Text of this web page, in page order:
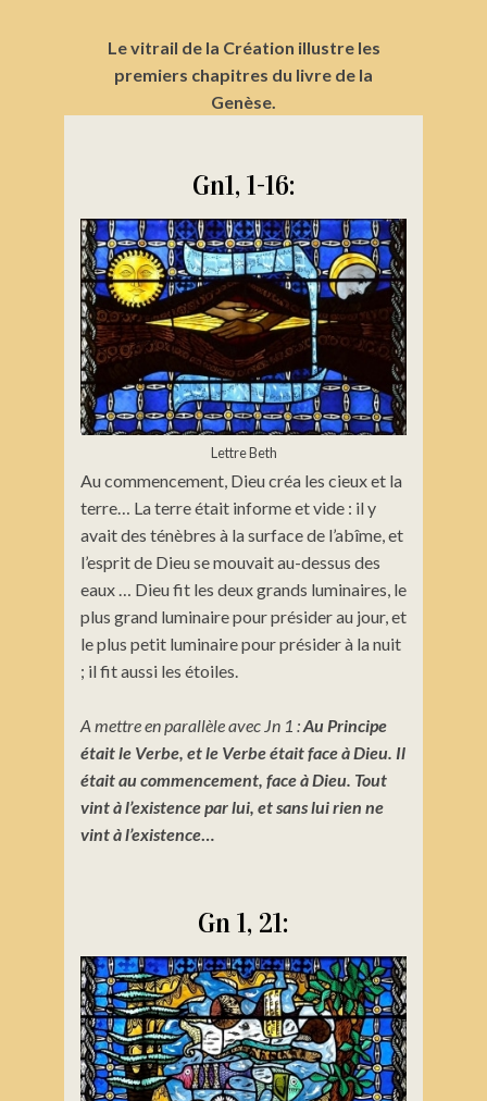
Le vitrail de la Création illustre les
premiers chapitres du livre de la
Genèse.
Gn1, 1-16:
Lettre Beth
Au commencement, Dieu créa les cieux et la
terre… La terre était informe et vide : il y
avait des ténèbres à la surface de l’abîme, et
l’esprit de Dieu se mouvait au-dessus des
eaux … Dieu fit les deux grands luminaires, le
plus grand luminaire pour présider au jour, et
le plus petit luminaire pour présider à la nuit
; il fit aussi les étoiles.
A mettre en parallèle avec Jn 1 :Au Principe
était le Verbe, et le Verbe était face à Dieu. Il
était au commencement, face à Dieu. Tout
vint à l’existence par lui, et sans lui rien ne
vint à l’existence
Gn 1, 21: